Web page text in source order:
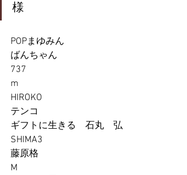
様
POPまゆみん
ばんちゃん
737
m
HIROKO
テンコ
ギフトに生きる　石丸　弘
SHIMA3
藤原格
M